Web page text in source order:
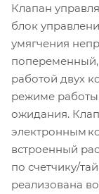
Клапан
блок
умягчения
работой двух
режиме
ожидания.
электронным
встроенный
по счетчику/
реализована